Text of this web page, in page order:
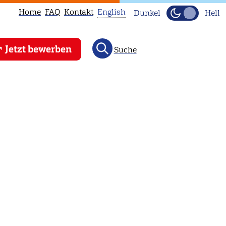
Home FAQ Kontakt
This
page
English Dunkel Hell
Jetzt bewerben Suche